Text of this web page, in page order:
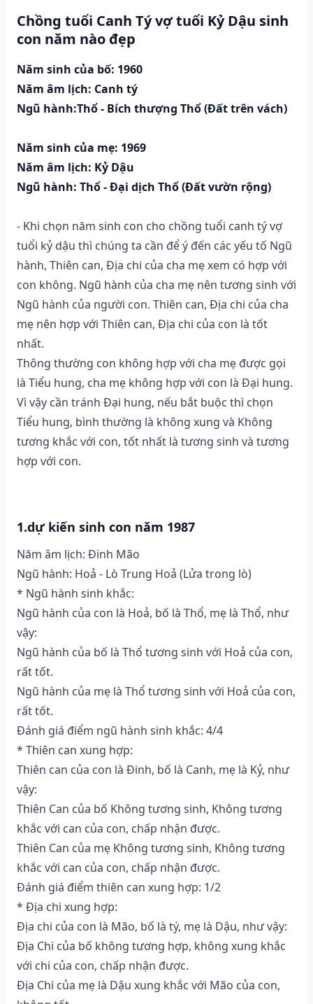
Chồng tuổi Canh Tý vợ tuổi Kỷ Dậu sinh
con năm nào đẹp
Năm sinh của bố: 1960
Năm âm lịch: Canh tý
Ngũ hành:Thổ - Bích thượng Thổ (Ðất trên vách)
Năm sinh của mẹ: 1969
Năm âm lịch: Kỷ Dậu
Ngũ hành: Thổ - Đại dịch Thổ (Ðất vườn rộng)
- Khi chọn năm sinh con cho chồng tuổi canh tý vợ
tuổi kỷ dậu thì chúng ta cần để ý đến các yếu tố Ngũ
hành, Thiên can, Địa chi của cha mẹ xem có hợp với
con không. Ngũ hành của cha mẹ nên tương sinh với
Ngũ hành của người con. Thiên can, Địa chi của cha
mẹ nên hợp với Thiên can, Địa chi của con là tốt
nhất.
Thông thường con không hợp với cha mẹ được gọi
là Tiểu hung, cha mẹ không hợp với con là Đại hung.
Vì vậy cần tránh Đại hung, nếu bắt buộc thì chọn
Tiểu hung, bình thường là không xung và Không
tương khắc với con, tốt nhất là tương sinh và tương
hợp với con.
1.dự kiến sinh con năm 1987
Năm âm lịch: Đinh Mão
Ngũ hành: Hoả - Lò Trung Hoả (Lửa trong lò)
* Ngũ hành sinh khắc:
Ngũ hành của con là Hoả, bố là Thổ, mẹ là Thổ, như
vậy:
Ngũ hành của bố là Thổ tương sinh với Hoả của con,
rất tốt.
Ngũ hành của mẹ là Thổ tương sinh với Hoả của con,
rất tốt.
Đánh giá điểm ngũ hành sinh khắc: 4/4
* Thiên can xung hợp:
Thiên can của con là Đinh, bố là Canh, mẹ là Kỷ, như
vậy:
Thiên Can của bố Không tương sinh, Không tương
khắc với can của con, chấp nhận được.
Thiên Can của mẹ Không tương sinh, Không tương
khắc với can của con, chấp nhận được.
Đánh giá điểm thiên can xung hợp: 1/2
* Địa chi xung hợp:
Địa chi của con là Mão, bố là tý, mẹ là Dậu, như vậy:
Địa Chi của bố không tương hợp, không xung khắc
với chi của con, chấp nhận được.
Địa Chi của mẹ là Dậu xung khắc với Mão của con,